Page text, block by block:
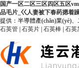
国产一区二区三区四区五区
品毛片_巜人妻被下春药摁着
提供：半導體產(chǎn)業(yè)、
石英管 石英片 石英棒 石英